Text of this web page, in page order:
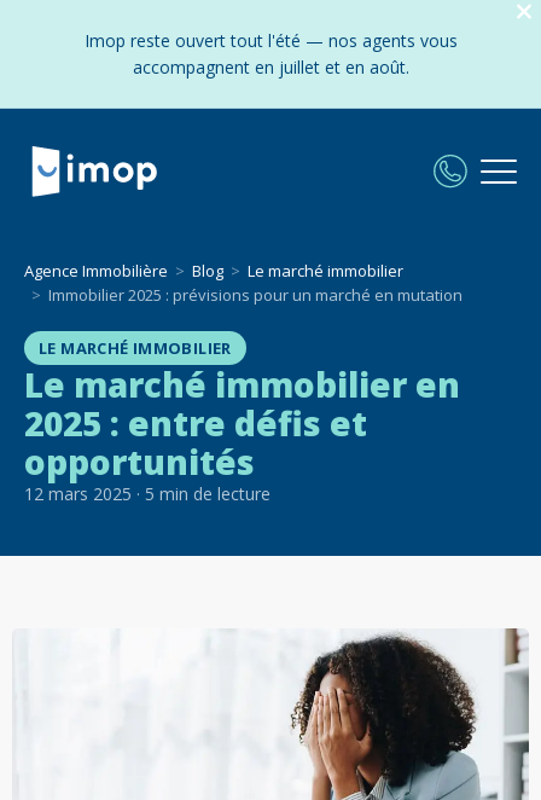
Imop reste ouvert tout l'été — nos agents vous
accompagnent en juillet et en août.
Agence Immobilière Blog
Le marché immobilier
Immobilier 2025 : prévisions pour un marché en mutation
LE MARCHÉ IMMOBILIER
Le marché immobilier en
2025 : entre défis et
opportunités
12 mars 2025 · 5 min de lecture